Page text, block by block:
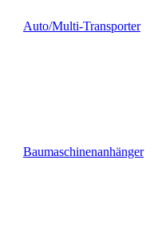
Auto/Multi-Transporter
Baumaschinenanhänger